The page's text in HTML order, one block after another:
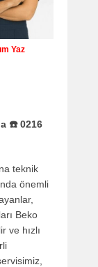
Yaz
☎️ 0216
teknik
önemli
Beko
ve hızlı